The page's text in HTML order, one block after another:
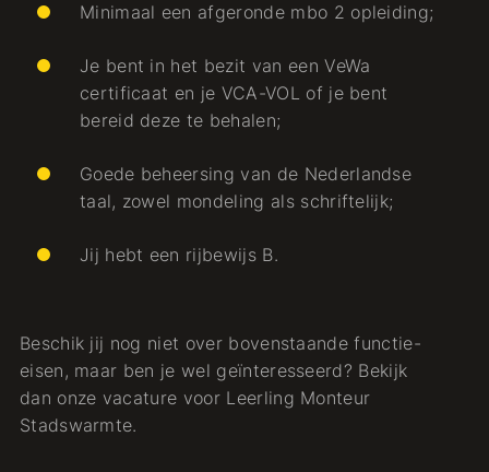
Minimaal een afgeronde mbo 2 opleiding;
Je bent in het bezit van een VeWa
certificaat en je VCA-VOL of je bent
bereid deze te behalen;
Goede beheersing van de Nederlandse
taal, zowel mondeling als schriftelijk;
Jij hebt een rijbewijs B.
Beschik jij nog niet over bovenstaande functie-
eisen, maar ben je wel geïnteresseerd? Bekijk
dan onze vacature voor Leerling Monteur
Stadswarmte.